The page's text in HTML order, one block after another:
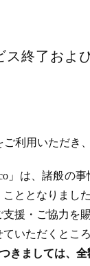
終了およ
利用いただき
は、諸般の
ととなりました
援・ご協力を
いただくとこ
きましては、